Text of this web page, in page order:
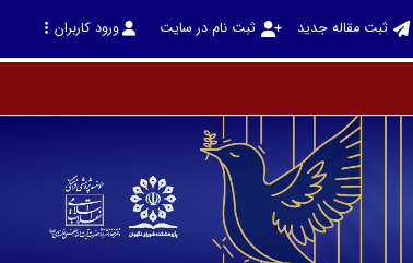
ثبت مقاله جدید ثبت نام در سایت ورود کاربران